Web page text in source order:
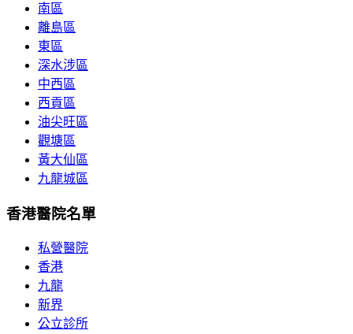
南區
離島區
東區
深水涉區
中西區
西貢區
油尖旺區
觀塘區
黃大仙區
九龍城區
香港醫院名單
私營醫院
香港
九龍
新界
公立診所